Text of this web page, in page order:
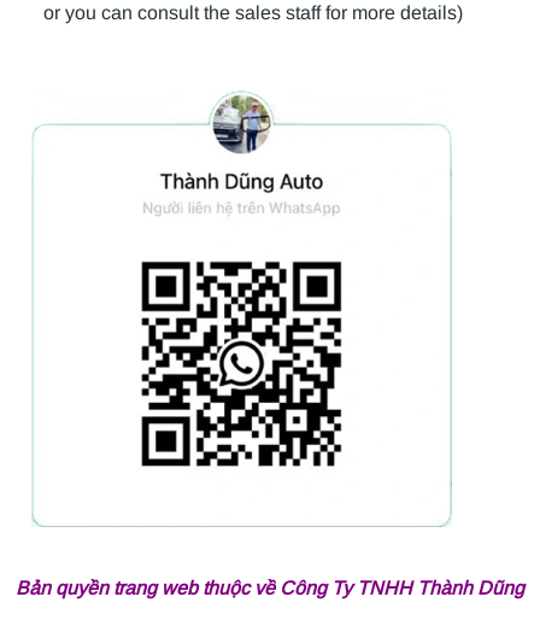
or you can consult the sales staff for more details)
Bản quyền trang web thuộc về Công Ty TNHH Thành Dũng